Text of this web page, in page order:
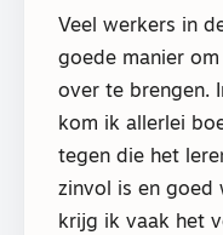
Veel werkers in
goede manier
over te brengen.
kom ik allerlei
tegen die het
zinvol is en goed
krijg ik vaak het